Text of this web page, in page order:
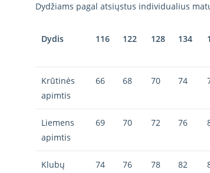
Dydžiams pagal atsiųstus individualius
Dydis 116 122 128 134
Krūtinės
apimtis
66 68 70 74
Liemens
apimtis
69 70 72 76
Klubų
74 76 78 82